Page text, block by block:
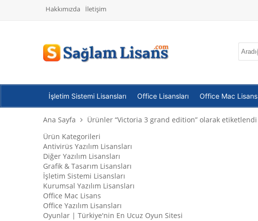
Hakkımızda İletişim
İşletim Sistemi Lisansları Office Lisansları Office Mac Lisans
Ana Sayfa
Ürünler “Victoria 3 grand edition” olarak etiketlendi
Ürün Kategorileri
Antivirüs Yazılım Lisansları
Diğer Yazılım Lisansları
Grafik & Tasarım Lisansları
İşletim Sistemi Lisansları
Kurumsal Yazılım Lisansları
Office Mac Lisans
Office Yazılım Lisansları
Oyunlar | Türkiye'nin En Ucuz Oyun Sitesi